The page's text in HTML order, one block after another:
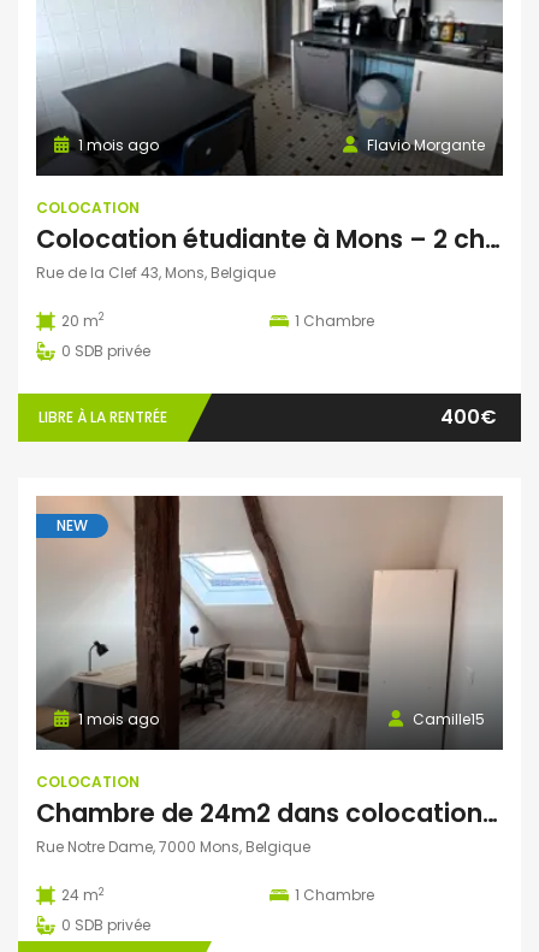
Flavio Morgante
1 mois ago
COLOCATION
Colocation étudiante à Mons – 2 chambres disponibles dès septembre 2026 !
Rue de la Clef 43, Mons, Belgique
20 m2 1 Chambre
0 SDB privée
LIBRE À LA RENTRÉE 400€
NEW
Camille15
1 mois ago
COLOCATION
Chambre de 24m2 dans colocation au cœur de Mons
Rue Notre Dame, 7000 Mons, Belgique
24 m2 1 Chambre
0 SDB privée